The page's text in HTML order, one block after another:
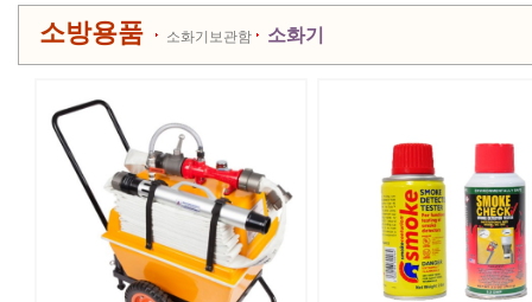
소방용품 소화기보관함 소화기